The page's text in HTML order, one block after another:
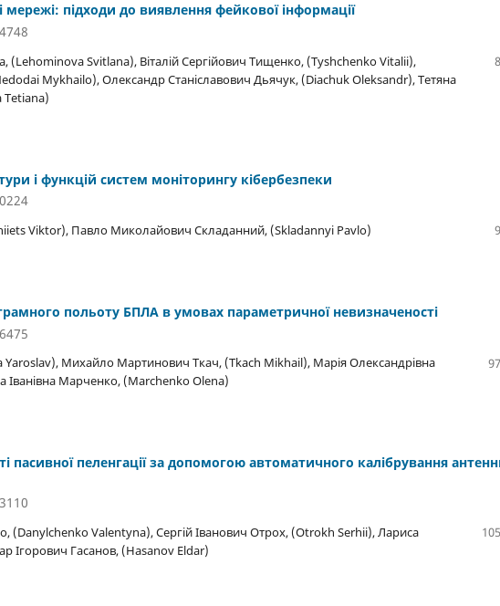
мережі: підходи до виявлення фейкової інформації
(Lehominova Svitlana), Віталій Сергійович Тищенко, (Tyshchenko Vitalii),
Mykhailo), Олександр Станіславович Дьячук, (Diachuk Oleksandr), Тетяна
Tetiana)
і функцій систем моніторингу кібербезпеки
Viktor), Павло Миколайович Складанний, (Skladannyi Pavlo)
польоту БПЛА в умовах параметричної невизначеності
Yaroslav), Михайло Мартинович Ткач, (Tkach Mikhail), Марія Олександрівна
Марченко, (Marchenko Olena)
пасивної пеленгації за допомогою автоматичного калібрування
(Danylchenko Valentyna), Сергій Іванович Отрох, (Otrokh Serhii), Лариса
Ігорович Гасанов, (Hasanov Eldar)